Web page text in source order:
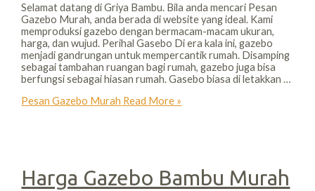
Selamat datang di Griya Bambu. Bila anda mencari Pesan
Gazebo Murah, anda berada di website yang ideal. Kami
memproduksi gazebo dengan bermacam-macam ukuran,
harga, dan wujud. Perihal Gasebo Di era kala ini, gazebo
menjadi gandrungan untuk mempercantik rumah. Disamping
sebagai tambahan ruangan bagi rumah, gazebo juga bisa
berfungsi sebagai hiasan rumah. Gasebo biasa di letakkan …
Pesan Gazebo Murah Read More »
Harga Gazebo Bambu Murah